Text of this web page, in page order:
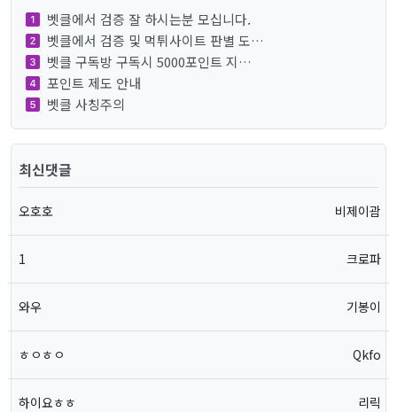
벳클에서 검증 잘 하시는분 모십니다.
벳클에서 검증 및 먹튀사이트 판별 도…
벳클 구독방 구독시 5000포인트 지…
포인트 제도 안내
벳클 사칭주의
최신댓글
오호호 비제이괌
1 크로파
와우 기봉이
ㅎㅇㅎㅇ Qkfo
하이요ㅎㅎ 리릭